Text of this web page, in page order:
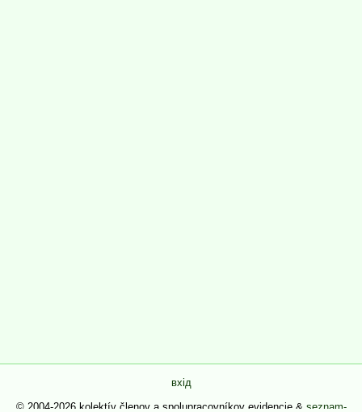
вхід
© 2004-2026 kolektív členov a spolupracovníkov evidencie & seznam-